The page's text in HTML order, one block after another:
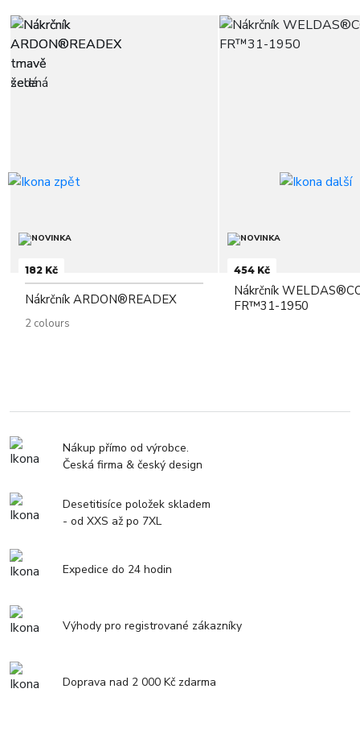
182 Kč
Nákrčník ARDON®READEX
2 colours
454 Kč
Nákrčník
FR™31-1950
Nákup přímo od výrobce.
Česká firma & český design
Desetitisíce položek skladem
- od XXS až po 7XL
Expedice do 24 hodin
Výhody pro registrované zákazníky
Doprava nad 2 000 Kč zdarma